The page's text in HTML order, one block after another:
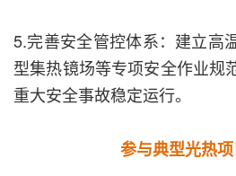
5.完善安全管控体系：建立高
型集热镜场等专项安全作业规
重大安全事故稳定运行。
参与典型光热